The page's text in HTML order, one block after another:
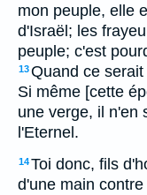
mon peuple, elle
d'Israël; les
peuple; c'est
13Quand ce
Si même [cette
une verge, il n'en
l'Eternel.
14Toi donc, fils
d'une main